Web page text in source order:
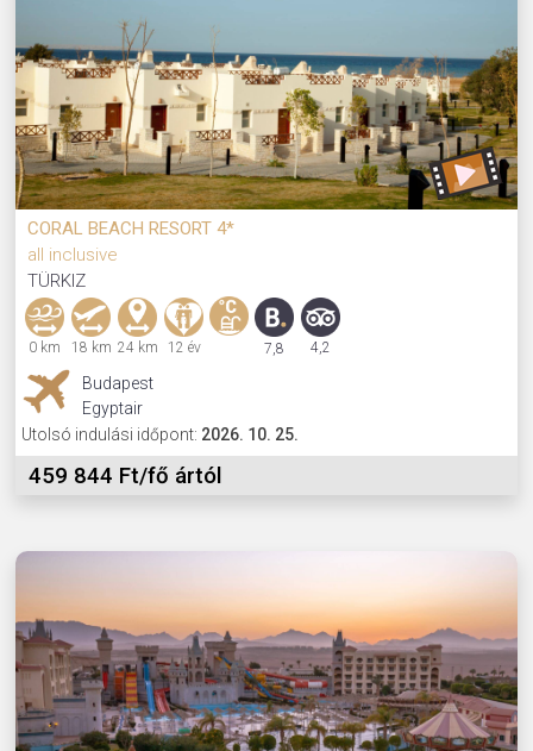
CORAL BEACH RESORT 4*
all inclusive
TÜRKIZ
0 km 18 km 24 km 12 év 7,8 4,2
Budapest
Egyptair
Utolsó indulási időpont: 2026. 10. 25.
459 844 Ft/fő ártól